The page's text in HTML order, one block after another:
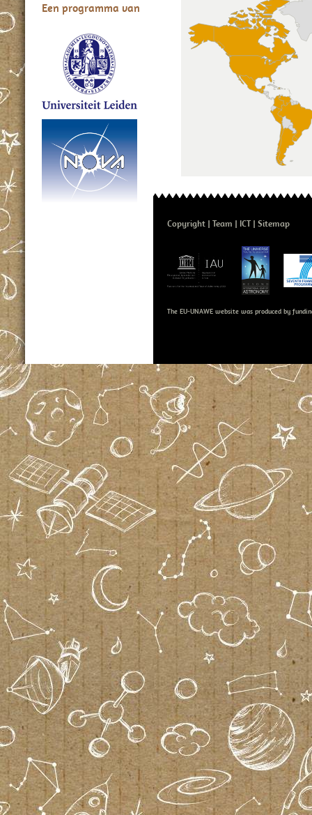
Een programma van
Copyright Team ICT Sitemap
The EU-UNAWE website was produced by